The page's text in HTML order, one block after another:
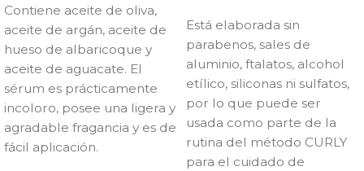
Contiene aceite de oliva,
aceite de argán, aceite de
hueso de albaricoque y
aceite de aguacate. El
sérum es prácticamente
incoloro, posee una ligera y
agradable fragancia y es de
fácil aplicación.
Está elaborada sin
parabenos, sales de
aluminio, ftalatos, alcohol
etílico, siliconas ni sulfatos,
por lo que puede ser
usada como parte de la
rutina del método CURLY
para el cuidado de